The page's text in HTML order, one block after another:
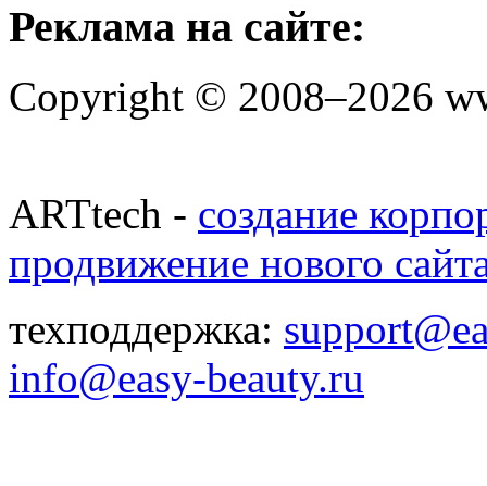
Реклама на сайте:
Copyright © 2008–2026
ARTtech - создание
продвижение нового
техподдержка:
info@easy-beauty.ru